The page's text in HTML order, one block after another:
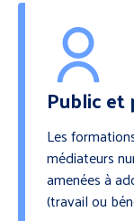
Public et
Les
médiateurs
amenées à
(travail ou